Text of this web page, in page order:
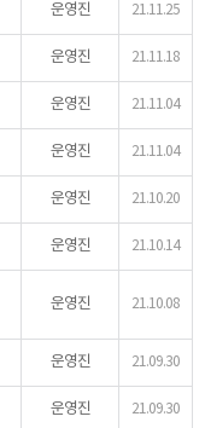
운영진 21.11.25
운영진 21.11.18
운영진 21.11.04
운영진 21.11.04
운영진 21.10.20
운영진 21.10.14
운영진 21.10.08
운영진 21.09.30
운영진 21.09.30